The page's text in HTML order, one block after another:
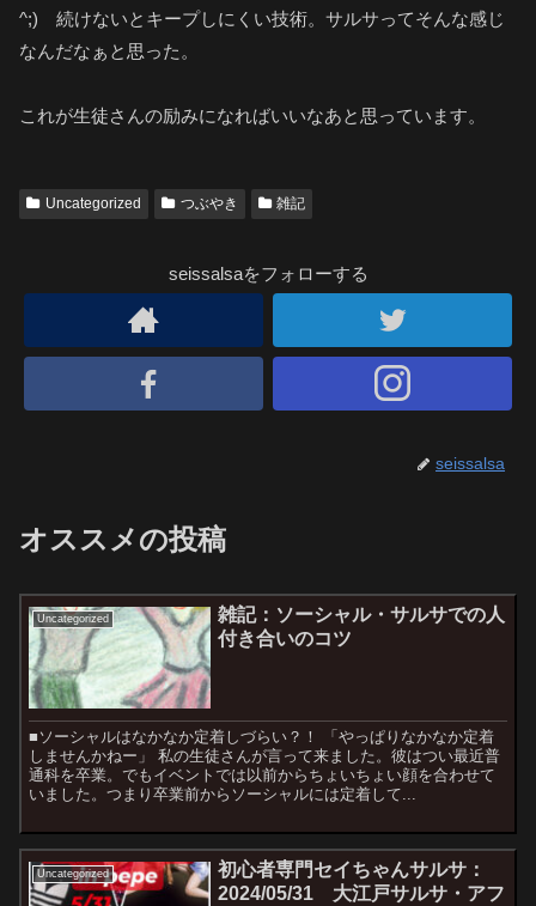
^;) 続けないとキープしにくい技術。サルサってそんな感じ
なんだなぁと思った。
これが生徒さんの励みになればいいなあと思っています。
Uncategorized つぶやき 雑記
seissalsaをフォローする
seissalsa
オススメの投稿
Uncategorized
雑記：ソーシャル・サルサでの人
付き合いのコツ
■ソーシャルはなかなか定着しづらい？！ 「やっぱりなかなか定着
しませんかねー」 私の生徒さんが言って来ました。彼はつい最近普
通科を卒業。でもイベントでは以前からちょいちょい顔を合わせて
いました。つまり卒業前からソーシャルには定着して...
Uncategorized
初心者専門セイちゃんサルサ：
2024/05/31 大江戸サルサ・アフ